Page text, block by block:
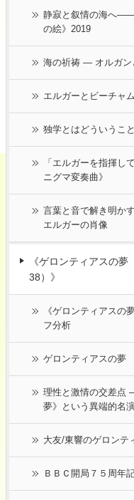
静寂と叙情の海へ――
の絵》2019
海の祈祷 ― オルガン
エルガーとビーチャム
独学とはどういうこ
「エルガーを指揮
ニグマ変奏曲》
言葉と音で解き明か
エルガーの肖像
《ゲロンティアスの
38）》
《ゲロンティアス
フ分析
ゲロンティアスの夢
理性と激情の交差点
夢》という異端的名
大友/東響のゲロンテ
ＢＢＣ開局７５周年